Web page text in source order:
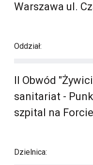
Warszawa ul.
Oddział:
II Obwód
sanitariat -
szpital na
Dzielnica: